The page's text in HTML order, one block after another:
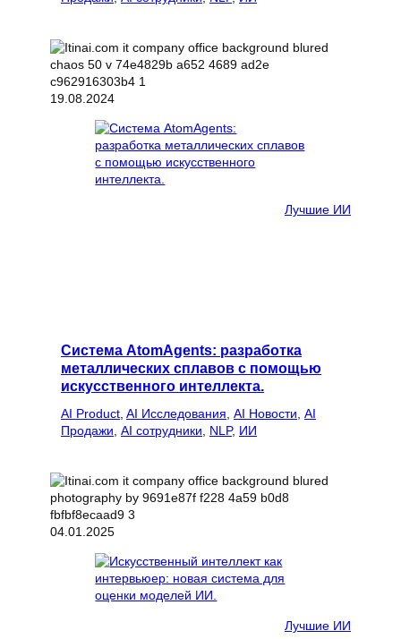
19.08.2024
Лучшие ИИ
Система AtomAgents: разработка
металлических сплавов с помощью
искусственного интеллекта.
AI Product AI Исследования AI Новости AI
Продажи AI сотрудники NLP, ИИ
04.01.2025
Лучшие ИИ